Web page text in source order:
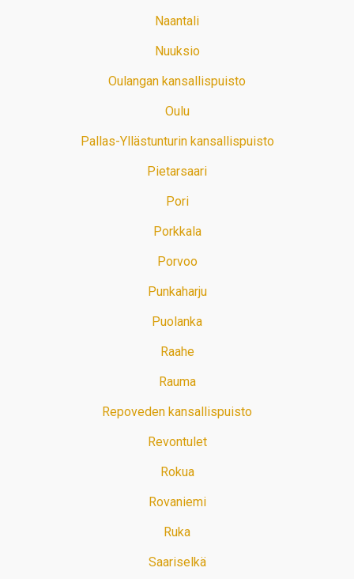
Naantali
Nuuksio
Oulangan kansallispuisto
Oulu
Pallas-Yllästunturin kansallispuisto
Pietarsaari
Pori
Porkkala
Porvoo
Punkaharju
Puolanka
Raahe
Rauma
Repoveden kansallispuisto
Revontulet
Rokua
Rovaniemi
Ruka
Saariselkä